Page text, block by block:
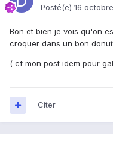
Posté(e) 16
Bon et bien je vois qu'on
croquer dans un bon
( cf mon post idem pour
Citer